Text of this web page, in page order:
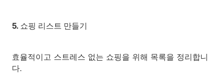
5. 쇼핑 리스트 만들기
효율적이고 스트레스 없는 쇼핑을 위해 목록을 정리합니
다.